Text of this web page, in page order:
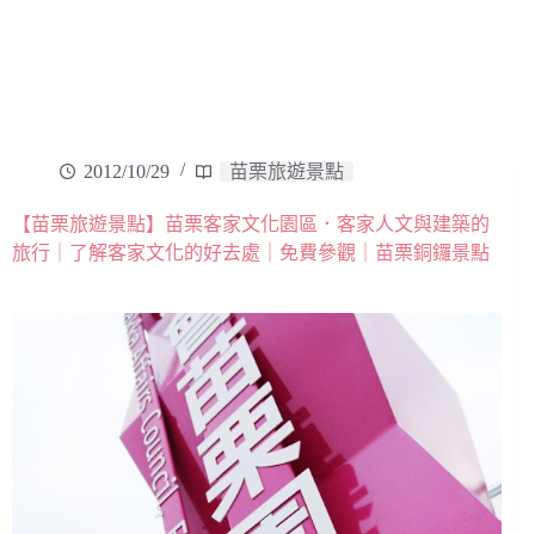
2012/10/29 苗栗旅遊景點
【苗栗旅遊景點】苗栗客家文化園區．客家人文與建築的
旅行｜了解客家文化的好去處｜免費參觀｜苗栗銅鑼景點